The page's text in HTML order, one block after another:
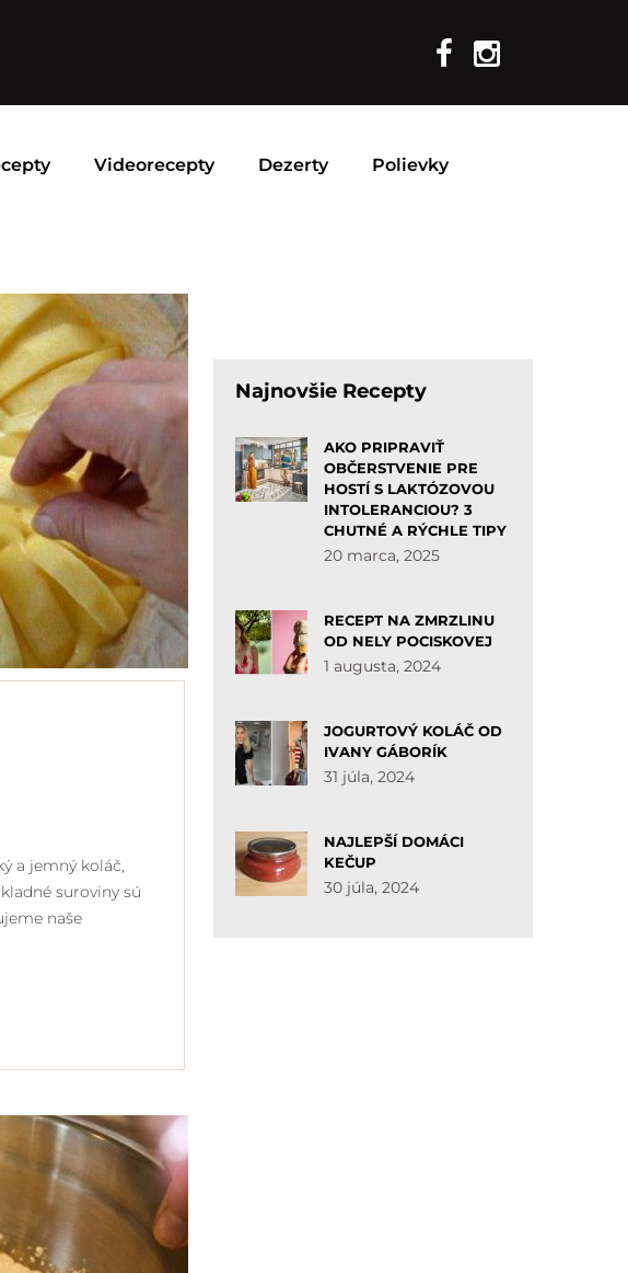
Videorecepty Dezerty Polievky
a jemný koláč,
suroviny sú
naše
Najnovšie Recepty
AKO PRIPRAVIŤ
OBČERSTVENIE PRE
HOSTÍ S LAKTÓZOVOU
INTOLERANCIOU? 3
CHUTNÉ A RÝCHLE TIPY
20 marca, 2025
RECEPT NA ZMRZLINU
OD NELY POCISKOVEJ
1 augusta, 2024
JOGURTOVÝ KOLÁČ OD
IVANY GÁBORÍK
31 júla, 2024
NAJLEPŠÍ DOMÁCI
KEČUP
30 júla, 2024